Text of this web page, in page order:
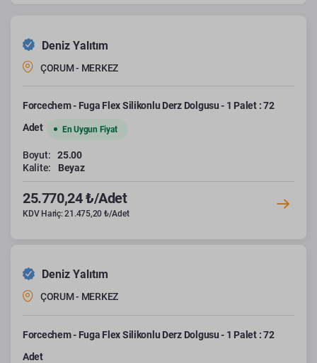
Deniz Yalıtım
ÇORUM - MERKEZ
Forcechem - Fuga Flex Silikonlu Derz Dolgusu - 1 Palet : 72
Adet
En Uygun Fiyat
Boyut:
25.00
Kalite:
Beyaz
25.770,24 ₺/Adet
KDV Hariç: 21.475,20 ₺/Adet
Deniz Yalıtım
ÇORUM - MERKEZ
Forcechem - Fuga Flex Silikonlu Derz Dolgusu - 1 Palet : 72
Adet